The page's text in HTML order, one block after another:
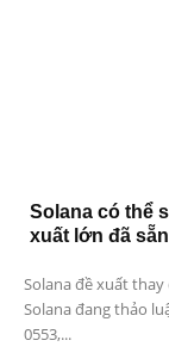
Solana có thể
xuất lớn đã
Solana đề xuất
Solana đang thảo
0553,...